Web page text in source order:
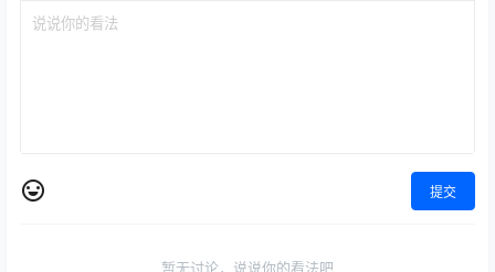
提交
暂无讨论，说说你的看法吧